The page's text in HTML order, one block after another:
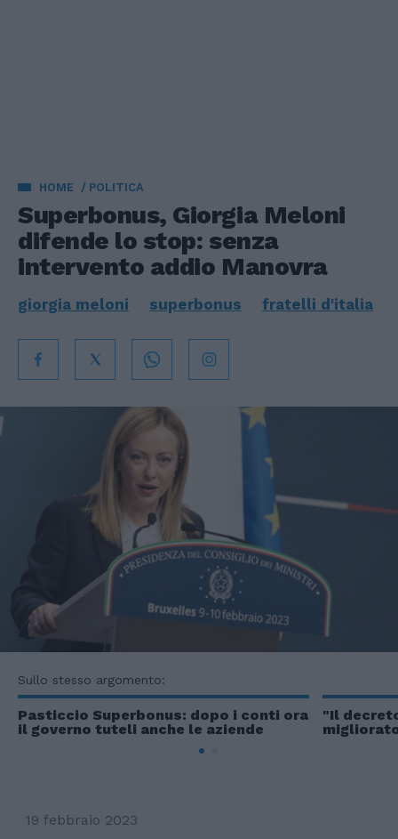
HOME POLITICA
Superbonus, Giorgia Meloni
difende lo stop: senza
intervento addio Manovra
giorgia meloni superbonus fratelli d'italia
Sullo stesso argomento:
Pasticcio Superbonus: dopo i conti ora
il governo tuteli anche le aziende
"Il
19 febbraio 2023